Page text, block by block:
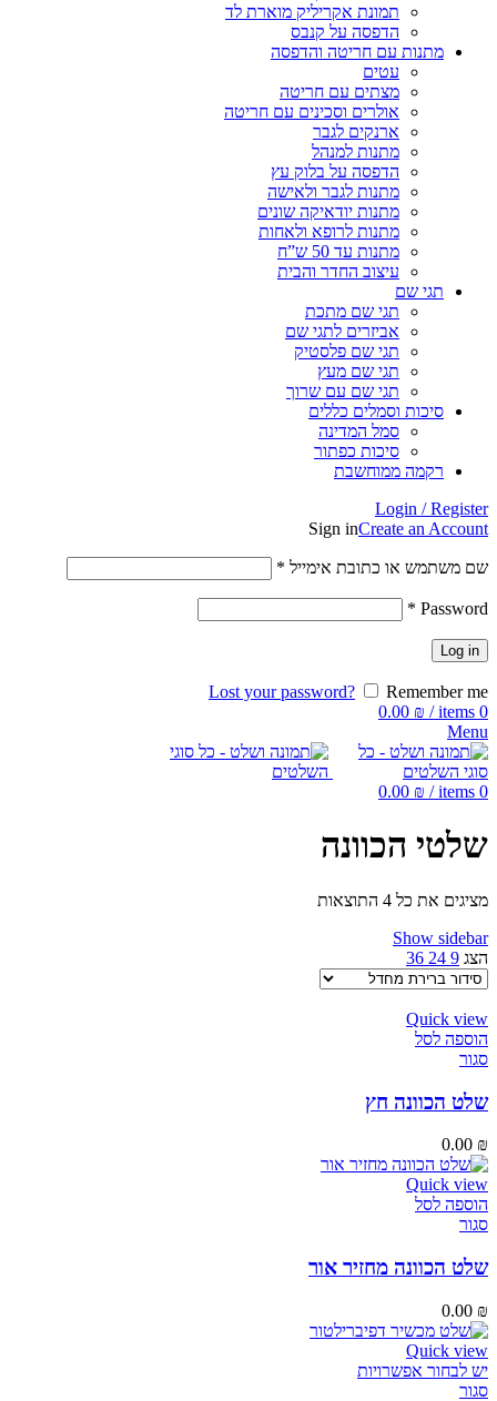
תמונת אקריליק מוארת לד
הדפסה על קנבס
מתנות עם חריטה והדפסה
עטים
מצתים עם חריטה
אולרים וסכינים עם חריטה
ארנקים לגבר
מתנות למנהל
הדפסה על בלוק עץ
מתנות לגבר ולאישה
מתנות יודאיקה שונים
מתנות לרופא ולאחות
מתנות עד 50 ש”ח
עיצוב החדר והבית
תגי שם
תגי שם מתכת
אביזרים לתגי שם
תגי שם פלסטיק
תגי שם מעץ
תגי שם עם שרוך
סיכות וסמלים כללים
סמל המדינה
סיכות כפתור
רקמה ממוחשבת
Login / Register
Sign inCreate an Account
שם משתמש או כתובת אימייל *
Password
*
Log in
Lost your password?
Remember me
0
items
/
0.00 ₪
Menu
0
items
/
0.00 ₪
שלטי הכוונה
מציגים את כל ⁦4⁩ התוצאות
Show sidebar
הצג 9
24
36
Quick view
הוספה לסל
סגור
שלט הכוונה חץ
0.00 ₪
Quick view
הוספה לסל
סגור
שלט הכוונה מחזיר אור
0.00 ₪
Quick view
יש לבחור אפשרויות
סגור